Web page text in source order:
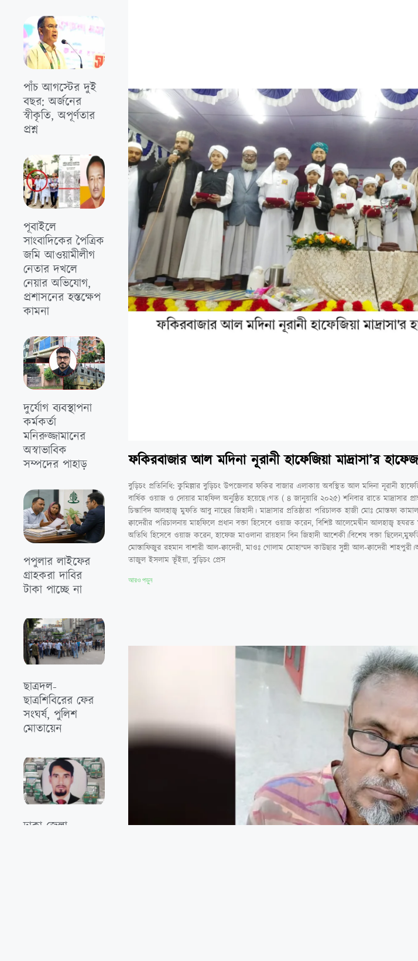
পাঁচ আগস্টের দুই
বছর: অর্জনের
স্বীকৃতি, অপূর্ণতার
প্রশ্ন
পূবাইলে
সাংবাদিকের পৈত্রিক
জমি আওয়ামীলীগ
নেতার দখলে
নেয়ার অভিযোগ,
প্রশাসনের হস্তক্ষেপ
কামনা
দুর্যোগ ব্যবস্থাপনা
কর্মকর্তা
মনিরুজ্জামানের
অস্বাভাবিক
সম্পদের পাহাড়
পপুলার লাইফের
গ্রাহকরা দাবির
টাকা পাচ্ছে না
ছাত্রদল-
ছাত্রশিবিরের ফের
সংঘর্ষ, পুলিশ
মোতায়েন
‎ঢাকা জেলা
ফকিরবাজার আল মদিনা নূরানী হাফেজিয়া মাদ্রাসা’র
বুড়িচং প্রতিনিধি: কুমিল্লার বুড়িচং উপজেলার ফকির বাজার এলাকায় অবস্থিত আল মদিনা নূরানী
বার্ষিক ওয়াজ ও দোয়ার মাহফিল অনুষ্ঠিত হয়েছে।গত ( ৪ জানুয়ারি ২০২৫) শনিবার রাতে মাদ্রাসার
চিন্তাবিদ আলহাজ্ব মুফতি আবু নাছের জিহাদী। মাদ্রাসার প্রতিষ্ঠাতা পরিচালক হাজী মোঃ
ক্বাদেরীর পরিচালনায় মাহফিলে প্রধান বক্তা হিসেবে ওয়াজ করেন, বিশিষ্ট আলেমেদ্বীন আলহাজ্ব
অতিথি হিসেবে ওয়াজ করেন, হাফেজ মাওলানা রায়হান বিন জিহাদী আশেকী।বিশেষ বক্তা
মোস্তাফিজুর রহমান বাশারী আল-ক্বাদেরী, মাওঃ গোলাম মোহাম্মদ কাউছার সুন্নী আল-ক্বাদেরী
তাজুল ইসলাম ভূঁইয়া, বুড়িচং প্রেস
আরও পড়ুন